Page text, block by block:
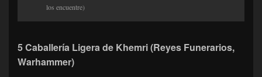
los encuentre)
5 Caballería Ligera de Khemri (Reyes Funerarios,
Warhammer)